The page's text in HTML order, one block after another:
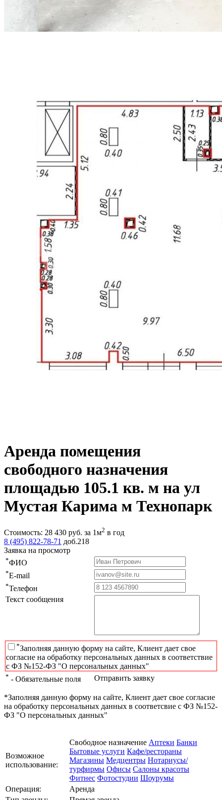
Аренда помещения
свободного назначения
площадью 105.1 кв. м на ул
Мустая Карима м Технопарк
Стоимость: 28 430 руб. за 1м2 в год
8 (495) 822-78-71 доб.218
Заявка на просмотр
*ФИО
*E-mail
*Телефон
Текст сообщения
*Заполняя данную форму на сайте, Клиент дает свое
согласие на обработку персональных данных в соответствие
с ФЗ №152-ФЗ "О персональных данных"
* - Обязательные поля Отправить заявку
*Заполняя данную форму на сайте, Клиент дает свое согласие
на обработку персональных данных в соответсвие с ФЗ №152-
ФЗ "О персональных данных"
Возможное
использование:
Свободное назначение Аптеки Банки
Бытовые услуги Кафе/рестораны
Магазины Медцентры Нотариусы/
турфирмы Офисы Салоны красоты
Фитнес Фотостудии Шоурумы
Операция:
Аренда